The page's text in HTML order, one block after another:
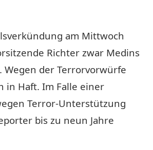
am Mittwoch
Richter zwar Medins
Wegen der Terrorvorwürfe
in Haft. Im Falle einer
Terror-Unterstützung
bis zu neun Jahre